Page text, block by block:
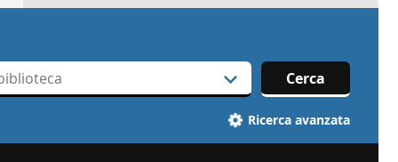
Cerca
Ricerca avanzata